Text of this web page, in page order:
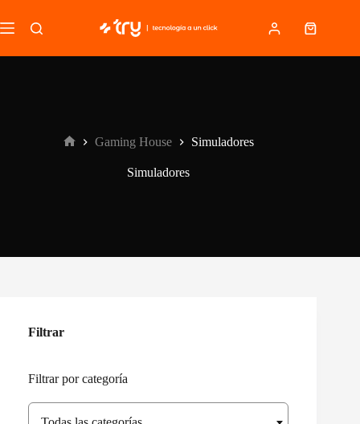
al
contenido
Carro
Gaming House Simuladores
Simuladores
Filtrar
Filtrar por categoría